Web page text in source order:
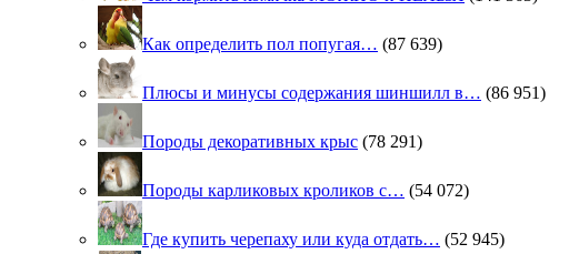
Как определить пол попугая… (87 639)
Плюсы и минусы содержания шиншилл в… (86 951)
Породы декоративных крыс (78 291)
Породы карликовых кроликов с… (54 072)
Где купить черепаху или куда отдать… (52 945)